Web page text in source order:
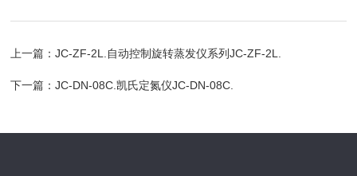
上一篇：JC-ZF-2L.自动控制旋转蒸发仪系列JC-ZF-2L.
下一篇：JC-DN-08C.凯氏定氮仪JC-DN-08C.